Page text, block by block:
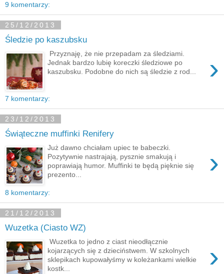
9 komentarzy:
25/12/2013
Śledzie po kaszubsku
›
Przyznaję, że nie przepadam za śledziami.
Jednak bardzo lubię koreczki śledziowe po
kaszubsku. Podobne do nich są śledzie z rod...
7 komentarzy:
23/12/2013
Świąteczne muffinki Renifery
›
Już dawno chciałam upiec te babeczki.
Pozytywnie nastrajają, pysznie smakują i
poprawiają humor. Muffinki te będą pięknie się
prezento...
8 komentarzy:
21/12/2013
Wuzetka (Ciasto WZ)
›
Wuzetka to jedno z ciast nieodłącznie
kojarzących się z dzieciństwem. W szkolnych
sklepikach kupowałyśmy w koleżankami wielkie
kostk...